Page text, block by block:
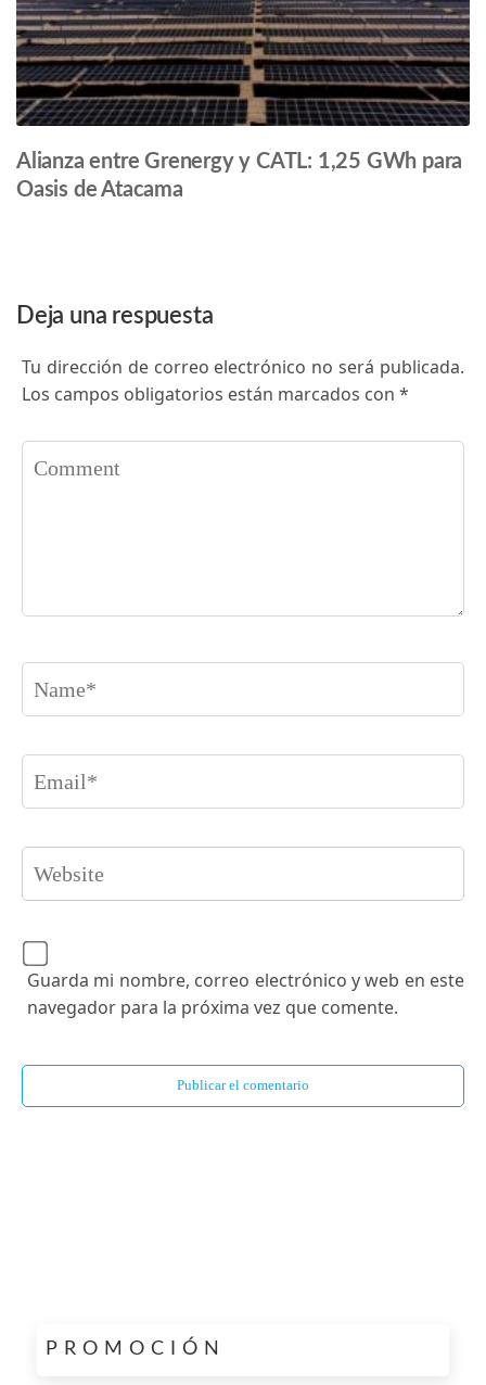
Alianza entre Grenergy y CATL: 1,25 GWh para
Oasis de Atacama
Deja una respuesta
Tu dirección de correo electrónico no será publicada.
Los campos obligatorios están marcados con *
Guarda mi nombre, correo electrónico y web en este
navegador para la próxima vez que comente.
PROMOCIÓN